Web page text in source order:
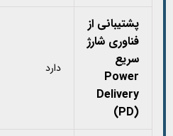
پشتیبانی از
فناوری شارژ
سریع
Power
Delivery
(PD)
دارد